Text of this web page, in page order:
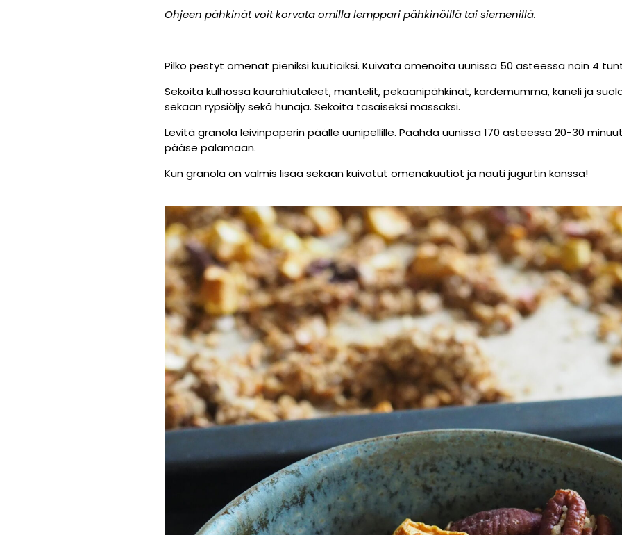
Ohjeen pähkinät voit korvata omilla lemppari pähkinöillä tai siemenillä.
Pilko pestyt omenat pieniksi kuutioiksi. Kuivata omenoita uunissa 50 asteessa noin 4
Sekoita kulhossa kaurahiutaleet, mantelit, pekaanipähkinät, kardemumma, kaneli ja
sekaan rypsiöljy sekä hunaja. Sekoita tasaiseksi massaksi.
Levitä granola leivinpaperin päälle uunipellille. Paahda uunissa 170 asteessa 20-30
pääse palamaan.
Kun granola on valmis lisää sekaan kuivatut omenakuutiot ja nauti jugurtin kanssa!